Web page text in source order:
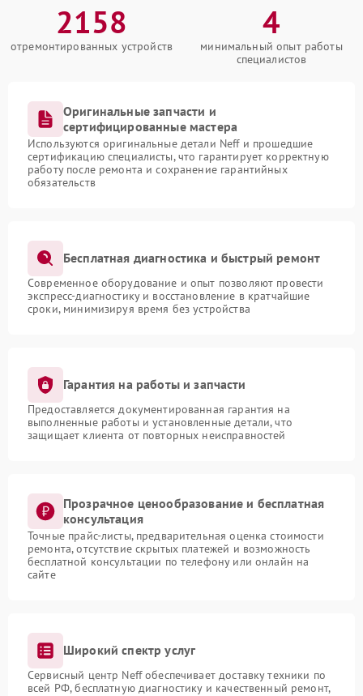
2158
отремонтированных устройств
4
минимальный опыт работы
специалистов
Оригинальные запчасти и
сертифицированные мастера
Используются оригинальные детали Neff и прошедшие
сертификацию специалисты, что гарантирует корректную
работу после ремонта и сохранение гарантийных
обязательств
Бесплатная диагностика и быстрый ремонт
Современное оборудование и опыт позволяют провести
экспресс-диагностику и восстановление в кратчайшие
сроки, минимизируя время без устройства
Гарантия на работы и запчасти
Предоставляется документированная гарантия на
выполненные работы и установленные детали, что
защищает клиента от повторных неисправностей
Прозрачное ценообразование и бесплатная
консультация
Точные прайс-листы, предварительная оценка стоимости
ремонта, отсутствие скрытых платежей и возможность
бесплатной консультации по телефону или онлайн на
сайте
Широкий спектр услуг
Сервисный центр Neff обеспечивает доставку техники по
всей РФ, бесплатную диагностику и качественный ремонт,